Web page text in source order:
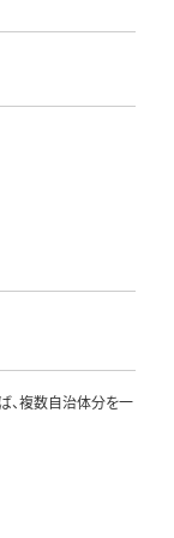
、複数自治体分を一